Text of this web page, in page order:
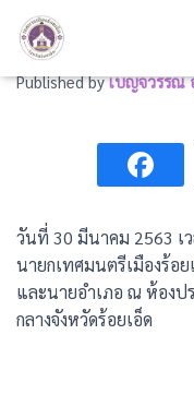
ร่วมการประชุม
Published byเบญจวรรณ
วันที่ 30 มีนาคม 2563 เ
นายกเทศมนตรีเมืองร้อ
และนายอำเภอ ณ ห้องป
กลางจังหวัดร้อยเอ็ด